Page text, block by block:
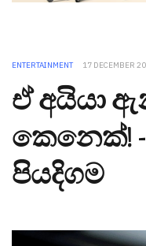
ENTERTAINMENT 17 DECEMBER
ඒ අයියා
කෙනෙක්!
පියදිගම